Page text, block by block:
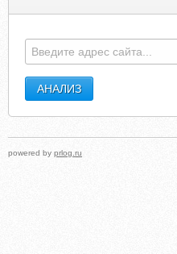
powered by prlog.ru